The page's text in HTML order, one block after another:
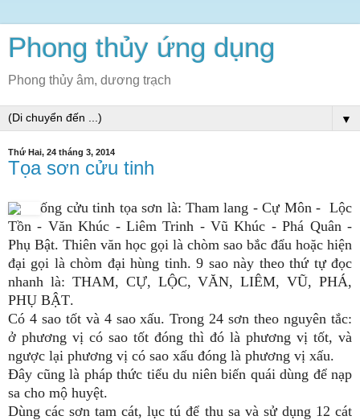
Phong thủy ứng dụng
Phong thủy âm, dương trạch
▼
Thứ Hai, 24 tháng 3, 2014
Tọa sơn cửu tinh
Hệ thống cửu tinh tọa sơn là: Tham lang - Cự Môn - Lộc
Tồn - Văn Khúc - Liêm Trinh - Vũ Khúc - Phá Quân -
Phụ Bật. Thiên văn học gọi là chòm sao bắc đẩu hoặc hiện
đại gọi là chòm đại hùng tinh.9 sao này theo thứ tựđọc
nhanh là: THAM, CỰ, LỘC, VĂN, LIÊM, VŨ, PHÁ,
PHỤ BẬT.
Có 4 sao tốt và 4 sao xấu. Trong 24 sơn theo nguyên tắc:
ở phương vị có sao tốt đóng thì đó là phương vị tốt, và
ngược lại phương vị có sao xấu đóng là phương vị xấu.
Đây cũng là pháp thức tiểu du niên biến quái dùng để nạp
sa cho mộ huyệt.
Dùng các sơn tam cát, lục tú để thu sa và sử dụng 12 cát